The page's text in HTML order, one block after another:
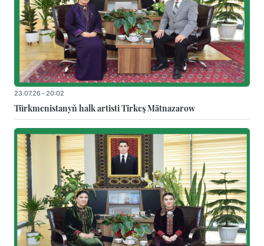
23.07.26 - 20:02
Türkmenistanyň halk artisti Tirkeş Mätnazarow